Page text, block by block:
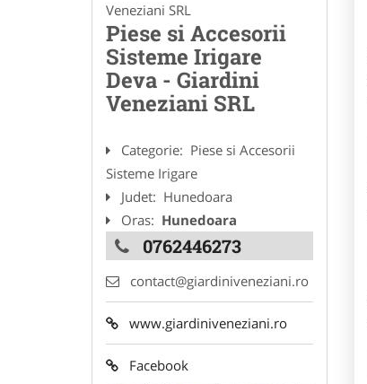
Veneziani SRL
Piese si Accesorii
Sisteme Irigare
Deva - Giardini
Veneziani SRL
Categorie: Piese si Accesorii
Sisteme Irigare
Judet: Hunedoara
Oras: Hunedoara
0762446273
contact@giardiniveneziani.ro
www.giardiniveneziani.ro
Facebook